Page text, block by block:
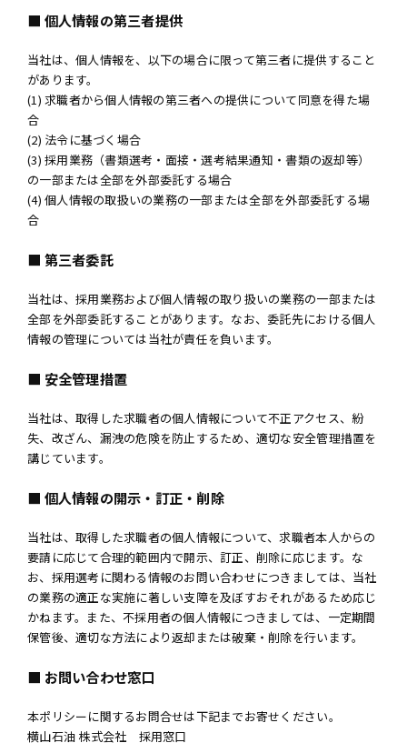
■ 個人情報の第三者提供
当社は、個人情報を、以下の場合に限って第三者に提供すること
があります。
(1) 求職者から個人情報の第三者への提供について同意を得た場
合
(2) 法令に基づく場合
(3) 採用業務（書類選考・面接・選考結果通知・書類の返却等）
の一部または全部を外部委託する場合
(4) 個人情報の取扱いの業務の一部または全部を外部委託する場
合
■ 第三者委託
当社は、採用業務および個人情報の取り扱いの業務の一部または
全部を外部委託することがあります。なお、委託先における個人
情報の管理については当社が責任を負います。
■ 安全管理措置
当社は、取得した求職者の個人情報について不正アクセス、紛
失、改ざん、漏洩の危険を防止するため、適切な安全管理措置を
講じています。
■ 個人情報の開示・訂正・削除
当社は、取得した求職者の個人情報について、求職者本人からの
要請に応じて合理的範囲内で開示、訂正、削除に応じます。な
お、採用選考に関わる情報のお問い合わせにつきましては、当社
の業務の適正な実施に著しい支障を及ぼすおそれがあるため応じ
かねます。また、不採用者の個人情報につきましては、一定期間
保管後、適切な方法により返却または破棄・削除を行います。
■ お問い合わせ窓口
本ポリシーに関するお問合せは下記までお寄せください。
横山石油 株式会社 採用窓口